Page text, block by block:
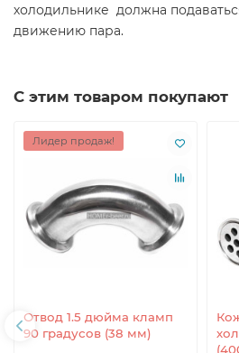
холодильнике должна
движению пара.
С этим товаром покупают
Лидер продаж!
Отвод 1.5 дюйма кламп
90 градусов (38 мм)